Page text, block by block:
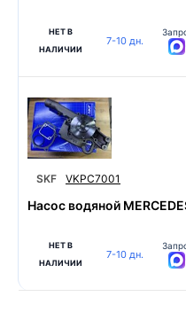
НЕТ В
НАЛИЧИИ
7-10 дн.
SKF VKPC7001
Насос водяной
НЕТ В
НАЛИЧИИ
7-10 дн.